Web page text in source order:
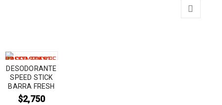
DESODORANTE
SPEED STICK
BARRA FRESH
$2,750